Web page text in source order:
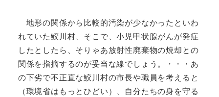
地形の関係から比較的汚染が少なかったといわ
れていた鮫川村、そこで、小児甲状腺がんが発症
したとしたら、そりゃあ放射性廃棄物の焼却との
関係を指摘するのが妥当な線でしょう。・・・あ
の下劣で不正直な鮫川村の市長や職員を考えると
（環境省はもっとひどい）、自分たちの身を守る